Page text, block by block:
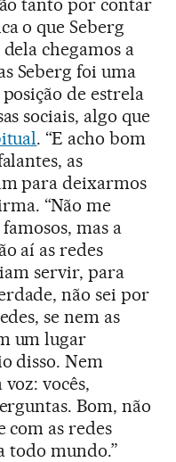
o que Seberg
chegamos a
Seberg foi uma
de estrela
sociais, algo que
. “E acho bom
as
para deixarmos
“Não me
mas a
aí as redes
servir, para
não sei por
se nem as
um lugar
disso. Nem
vocês,
Bom, não
com as redes
todo mundo.”